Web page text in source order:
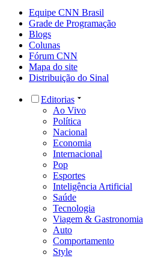
Equipe CNN Brasil
Grade de Programação
Blogs
Colunas
Fórum CNN
Mapa do site
Distribuição do Sinal
Editorias
Ao Vivo
Política
Nacional
Economia
Internacional
Pop
Esportes
Inteligência Artificial
Saúde
Tecnologia
Viagem & Gastronomia
Auto
Comportamento
Style